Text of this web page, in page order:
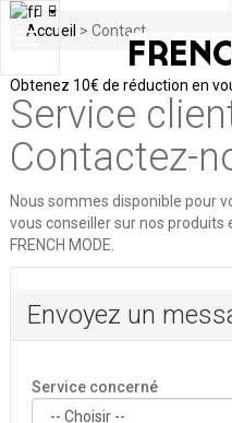
Toggle
Obtenez 10€ de réduction en
Accueil > Contact
Service
Contactez-
Nous sommes disponible pour
vous conseiller sur nos
FRENCH MODE.
Envoyez un
Service concerné